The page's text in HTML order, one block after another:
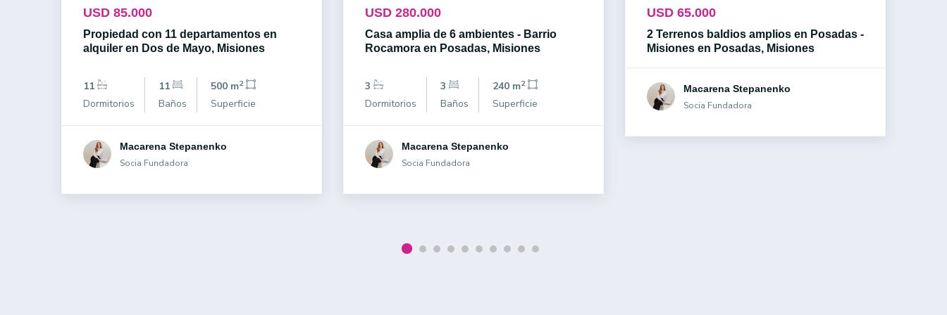
USD 85.000
Propiedad con 11 departamentos en
alquiler en Dos de Mayo, Misiones
11
Dormitorios
11
Baños
500 m2
Superficie
Macarena Stepanenko
Socia Fundadora
USD 280.000
Casa amplia de 6 ambientes - Barrio
Rocamora en Posadas, Misiones
3
Dormitorios
3
Baños
240 m2
Superficie
Macarena Stepanenko
Socia Fundadora
USD 65.000
2 Terrenos baldios amplios en Posadas -
Misiones en Posadas, Misiones
Macarena Stepanenko
Socia Fundadora